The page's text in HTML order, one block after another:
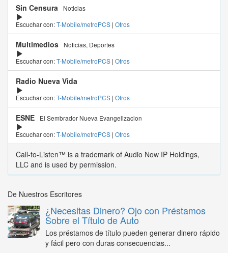
Sin Censura
Noticias
Escuchar con:T-Mobile/metroPCS | Otros
Multimedios
Noticias, Deportes
Escuchar con:T-Mobile/metroPCS | Otros
Radio Nueva Vida
Escuchar con:T-Mobile/metroPCS | Otros
ESNE
El Sembrador Nueva Evangelizacion
Escuchar con:T-Mobile/metroPCS | Otros
Call-to-Listen™ is a trademark of Audio Now IP Holdings,
LLC and is used by permission.
De Nuestros Escritores
¿Necesitas Dinero? Ojo con Préstamos
Sobre el Título de Auto
Los préstamos de título pueden generar dinero rápido
y fácil pero con duras consecuencias...